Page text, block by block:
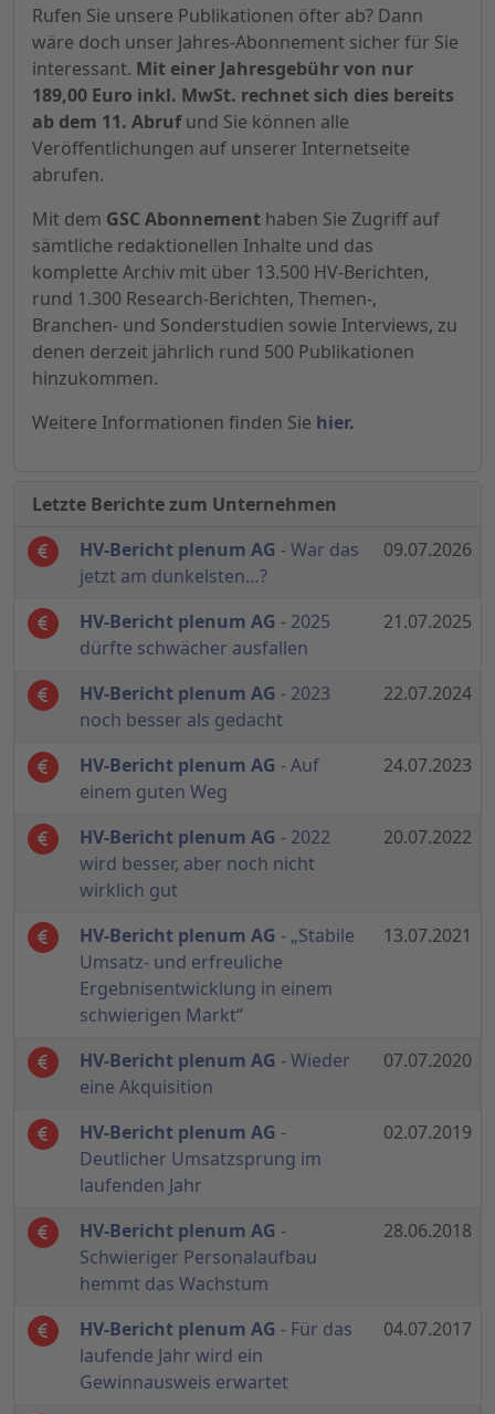
Rufen Sie unsere Publikationen öfter ab? Dann
wäre doch unser Jahres-Abonnement sicher für Sie
interessant. Mit einer Jahresgebühr von nur
189,00 Euro inkl. MwSt. rechnet sich dies bereits
ab dem 11. Abrufund Sie können alle
Veröffentlichungen auf unserer Internetseite
abrufen.
Mit dem GSC Abonnement haben Sie Zugriff auf
sämtliche redaktionellen Inhalte und das
komplette Archiv mit über 13.500 HV-Berichten,
rund 1.300 Research-Berichten, Themen-,
Branchen- und Sonderstudien sowie Interviews, zu
denen derzeit jährlich rund 500 Publikationen
hinzukommen.
Weitere Informationen finden Sie hier.
Letzte Berichte zum Unternehmen
HV-Bericht plenum AG - War das
jetzt am dunkelsten…?
09.07.2026
HV-Bericht plenum AG - 2025
dürfte schwächer ausfallen
21.07.2025
HV-Bericht plenum AG - 2023
noch besser als gedacht
22.07.2024
HV-Bericht plenum AG - Auf
einem guten Weg
24.07.2023
HV-Bericht plenum AG - 2022
wird besser, aber noch nicht
wirklich gut
20.07.2022
HV-Bericht plenum AG - „Stabile
Umsatz- und erfreuliche
Ergebnisentwicklung in einem
schwierigen Markt“
13.07.2021
HV-Bericht plenum AG - Wieder
eine Akquisition
07.07.2020
HV-Bericht plenum AG -
Deutlicher Umsatzsprung im
laufenden Jahr
02.07.2019
HV-Bericht plenum AG -
Schwieriger Personalaufbau
hemmt das Wachstum
28.06.2018
HV-Bericht plenum AG - Für das
laufende Jahr wird ein
Gewinnausweis erwartet
04.07.2017